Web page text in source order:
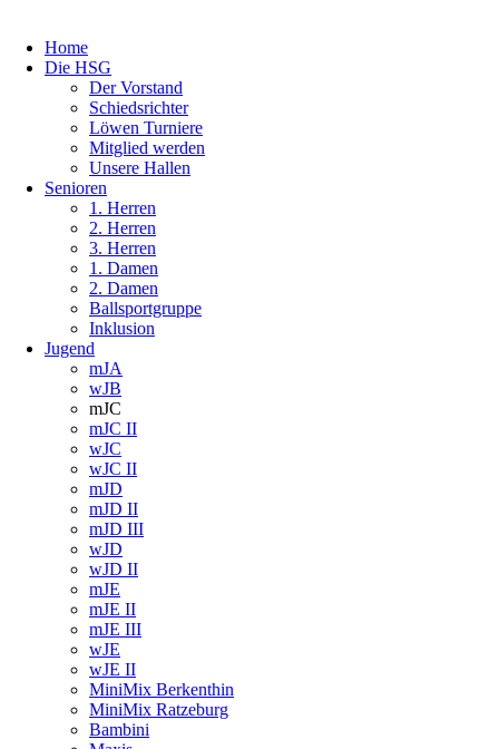
Home
Die HSG
Der Vorstand
Schiedsrichter
Löwen Turniere
Mitglied werden
Unsere Hallen
Senioren
1. Herren
2. Herren
3. Herren
1. Damen
2. Damen
Ballsportgruppe
Inklusion
Jugend
mJA
wJB
mJC
mJC II
wJC
wJC II
mJD
mJD II
mJD III
wJD
wJD II
mJE
mJE II
mJE III
wJE
wJE II
MiniMix Berkenthin
MiniMix Ratzeburg
Bambini